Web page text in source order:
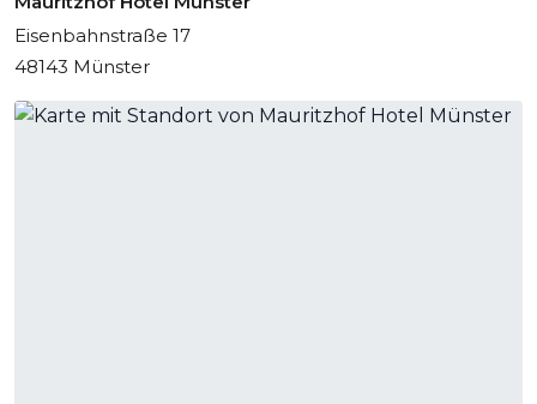
Eisenbahnstraße 17
48143 Münster